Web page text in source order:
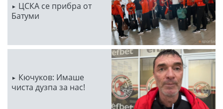
ЦСКА се прибра от
Батуми
Кючуков: Имаше
чиста дузпа за нас!